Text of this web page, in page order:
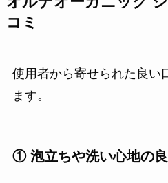
コミ
使用者から寄せられた良い
ます。
① 泡立ちや洗い心地の